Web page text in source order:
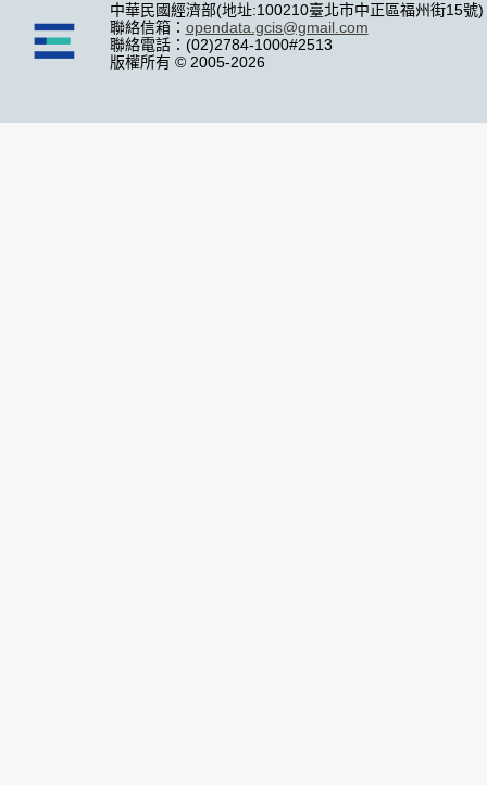
中華民國經濟部(地址:100210臺北市中正區福州街15號)
聯絡信箱： opendata.gcis@gmail.com
聯絡電話：(02)2784-1000#2513
版權所有 © 2005-2026